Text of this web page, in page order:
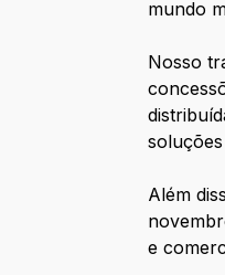
mundo
Nosso
Além
e